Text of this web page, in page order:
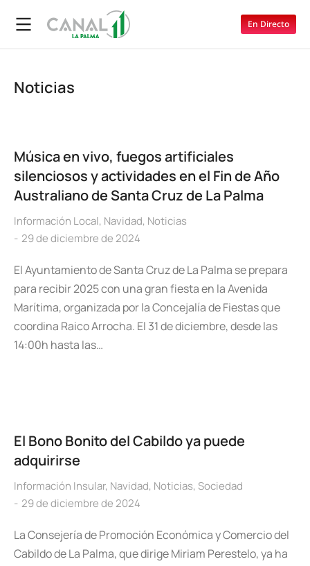
En Directo
Noticias
Música en vivo, fuegos artificiales
silenciosos y actividades en el Fin de Año
Australiano de Santa Cruz de La Palma
Información Local, Navidad, Noticias
29 de diciembre de 2024
El Ayuntamiento de Santa Cruz de La Palma se prepara
para recibir 2025 con una gran fiesta en la Avenida
Marítima, organizada por la Concejalía de Fiestas que
coordina Raico Arrocha. El 31 de diciembre, desde las
14:00h hasta las…
El Bono Bonito del Cabildo ya puede
adquirirse
Información Insular, Navidad, Noticias, Sociedad
29 de diciembre de 2024
La Consejería de Promoción Económica y Comercio del
Cabildo de La Palma, que dirige Miriam Perestelo, ya ha